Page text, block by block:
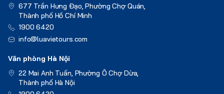
677 Trần Hưng Đạo, Phường Chợ Quán,
Thành phố Hồ Chí Minh
1900 6420
info@luavietours.com
Văn phòng Hà Nội
22 Mai Anh Tuấn, Phường Ô Chợ Dừa,
Thành phố Hà Nội